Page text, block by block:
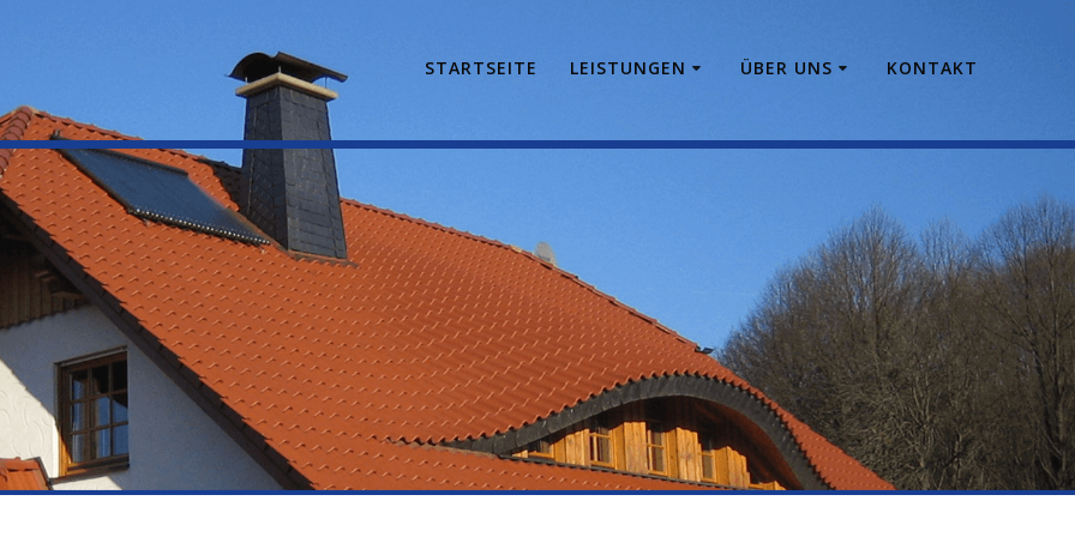
STARTSEITE LEISTUNGEN ÜBER UNS KONTAKT